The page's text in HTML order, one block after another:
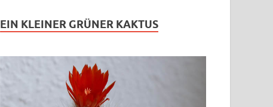
EIN KLEINER GRÜNER KAKTUS